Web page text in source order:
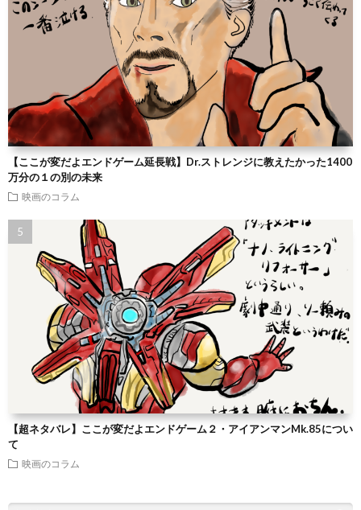
【ここが変だよエンドゲーム延長戦】Dr.ストレンジに教えたかった1400
万分の１の別の未来
映画のコラム
【超ネタバレ】ここが変だよエンドゲーム２・アイアンマンMk.85につい
て
映画のコラム